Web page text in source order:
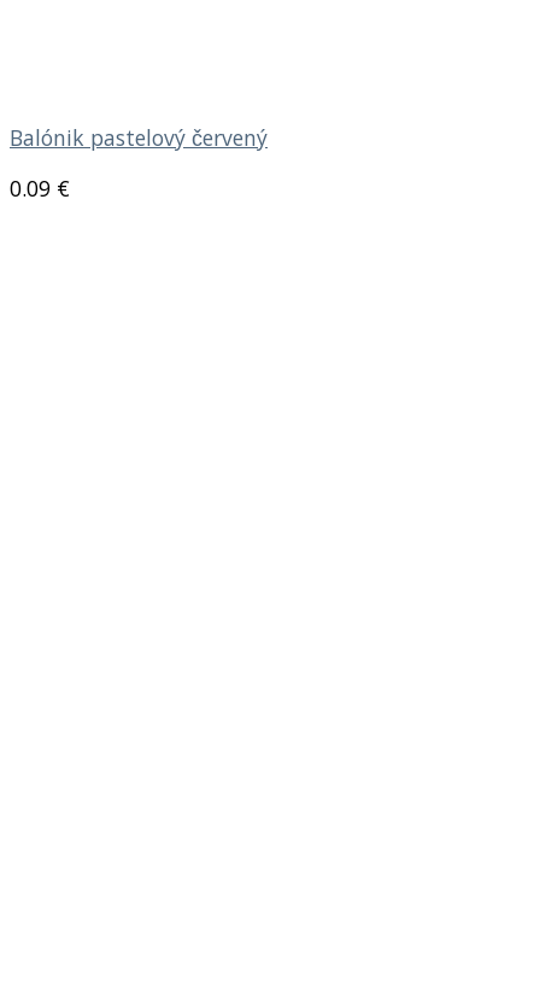
Balónik pastelový červený
0.09 €